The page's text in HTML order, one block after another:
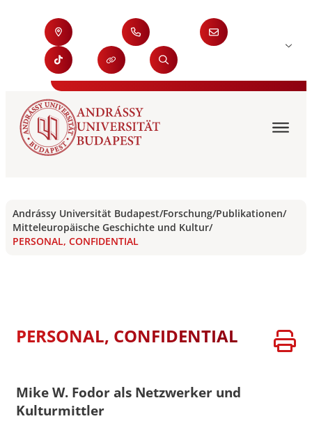
Andrássy Universität Budapest/Forschung/Publikationen/
Mitteleuropäische Geschichte und Kultur/
PERSONAL, CONFIDENTIAL
PERSONAL, CONFIDENTIAL
Mike W. Fodor als Netzwerker und
Kulturmittler